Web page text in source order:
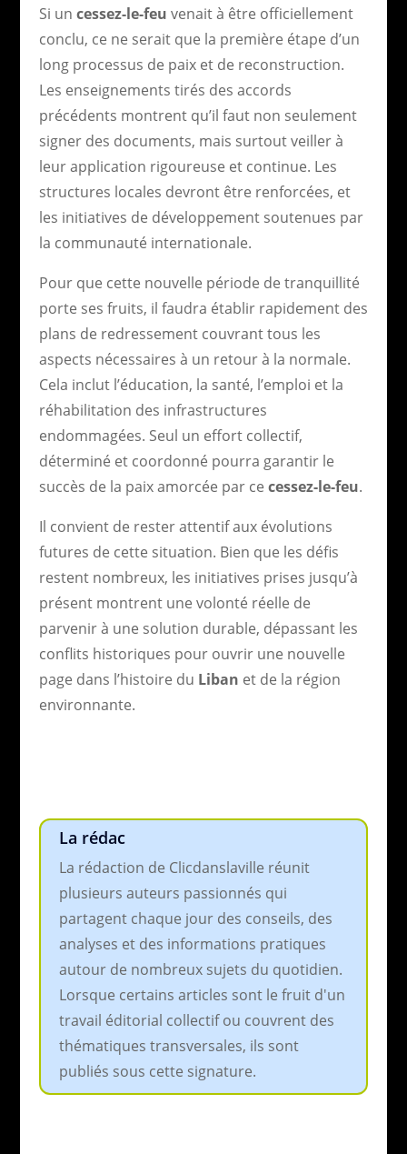
Si un cessez-le-feu venait à être officiellement
conclu, ce ne serait que la première étape d’un
long processus de paix et de reconstruction.
Les enseignements tirés des accords
précédents montrent qu’il faut non seulement
signer des documents, mais surtout veiller à
leur application rigoureuse et continue. Les
structures locales devront être renforcées, et
les initiatives de développement soutenues par
la communauté internationale.
Pour que cette nouvelle période de tranquillité
porte ses fruits, il faudra établir rapidement des
plans de redressement couvrant tous les
aspects nécessaires à un retour à la normale.
Cela inclut l’éducation, la santé, l’emploi et la
réhabilitation des infrastructures
endommagées. Seul un effort collectif,
déterminé et coordonné pourra garantir le
succès de la paix amorcée par ce cessez-le-feu.
Il convient de rester attentif aux évolutions
futures de cette situation. Bien que les défis
restent nombreux, les initiatives prises jusqu’à
présent montrent une volonté réelle de
parvenir à une solution durable, dépassant les
conflits historiques pour ouvrir une nouvelle
page dans l’histoire du Liban et de la région
environnante.
La rédac
La rédaction de Clicdanslaville réunit
plusieurs auteurs passionnés qui
partagent chaque jour des conseils, des
analyses et des informations pratiques
autour de nombreux sujets du quotidien.
Lorsque certains articles sont le fruit d'un
travail éditorial collectif ou couvrent des
thématiques transversales, ils sont
publiés sous cette signature.